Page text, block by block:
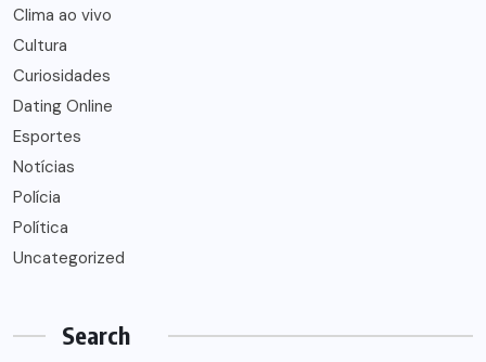
Clima ao vivo
Cultura
Curiosidades
Dating Online
Esportes
Notícias
Polícia
Política
Uncategorized
Search